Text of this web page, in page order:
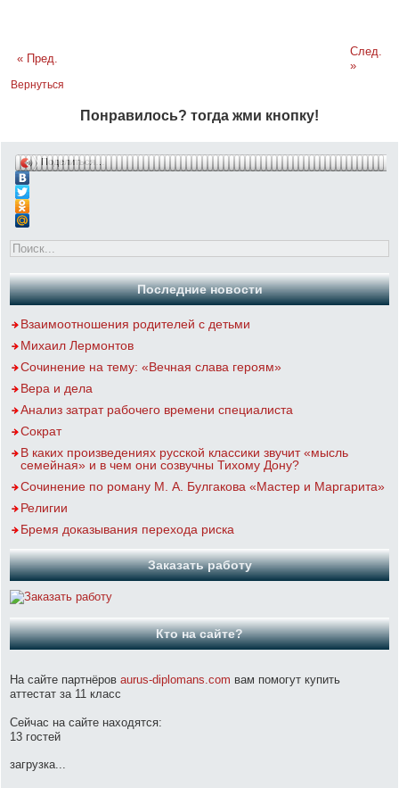
« Пред.
След.
»
Вернуться
Понравилось? тогда жми кнопку!
Поделиться…
Последние новости
Взаимоотношения родителей с детьми
Михаил Лермонтов
Сочинение на тему: «Вечная слава героям»
Вера и дела
Анализ затрат рабочего времени специалиста
Сократ
В каких произведениях русской классики звучит «мысль
семейная» и в чем они созвучны Тихому Дону?
Сочинение по роману М. А. Булгакова «Мастер и Маргарита»
Религии
Бремя доказывания перехода риска
Заказать работу
Кто на сайте?
На сайте партнёров aurus-diplomans.com вам помогут купить
аттестат за 11 класс
Сейчас на сайте находятся:
13 гостей
загрузка...